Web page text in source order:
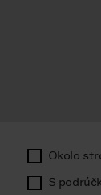
Okolo
S